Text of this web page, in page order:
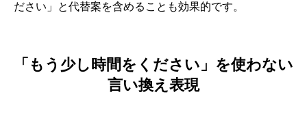
ださい」と代替案を含めることも効果的です。
「もう少し時間をください」を使わない
言い換え表現